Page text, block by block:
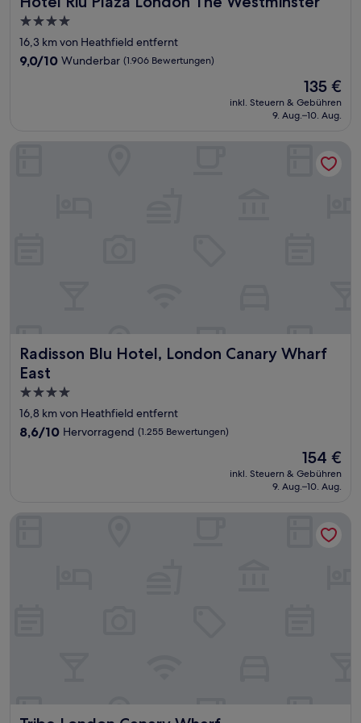
4.0-
Sterne-
Unterkunft
16,3 km von Heathfield entfernt
9.0
9,0/10 Wunderbar (1.906 Bewertungen)
Der
Preis
beträgt
135 €
inkl. Steuern & Gebühren
9. Aug.–10. Aug.
Radisson Blu Hotel, London Canary Wharf
East
Radisson Blu Hotel, London Canary Wharf East
4.0-
Sterne-
Unterkunft
16,8 km von Heathfield entfernt
8.6
8,6/10 Hervorragend (1.255 Bewertungen)
Der
Preis
beträgt
154 €
inkl. Steuern & Gebühren
9. Aug.–10. Aug.
Tribe London Canary Wharf